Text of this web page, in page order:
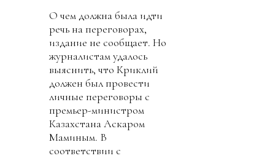
О чем должна была идти
речь на переговорах,
издание не сообщает. Но
журналистам удалось
выяснить, что Криклий
должен был провести
личные переговоры с
премьер-министром
Казахстана Аскаром
Маминым. В
соответствии с